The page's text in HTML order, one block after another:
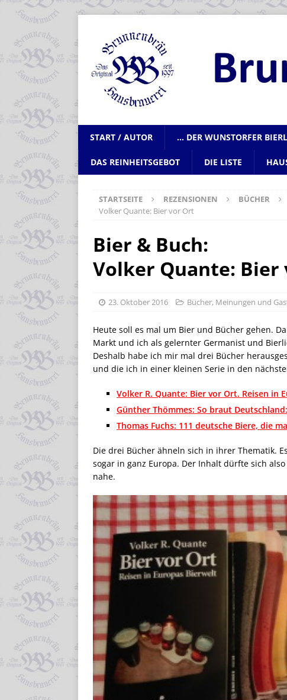
START / AUTOR … DER WUNSTORFER
DAS REINHEITSGEBOT DIE LISTE
STARTSEITE REZENSIONEN BÜCHER
Volker Quante: Bier vor Ort
Bier & Buch:
Volker Quante: Bier
23. Oktober 2016 Bücher, Meinungen und
Heute soll es mal um Bier und Bücher gehen.
Markt und ich als gelernter Germanist und
Deshalb habe ich mir mal drei Bücher
und die ich in einer kleinen Serie in den
Volker R. Quante: Bier vor Ort. Reisen in
Günther Thömmes: So braut
Thomas Fuchs: 111 deutsche Biere, die
Die drei Bücher ähneln sich in ihrer Thematik.
sogar in ganz Europa. Der Inhalt dürfte sich
nahe.